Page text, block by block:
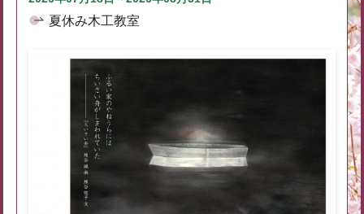
夏休み木工教室